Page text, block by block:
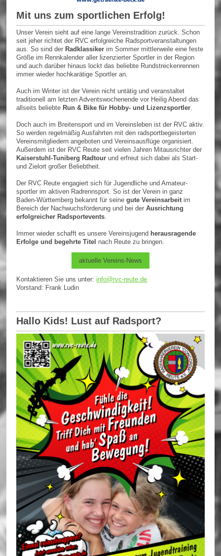
Mit uns zum sportlichen Erfolg!
Unser Verein sieht auf eine lange Vereinstradition zurück. Schon
seit jeher richtet der RVC erfolgreiche Radsportveranstaltungen
aus. So sind der Radklassiker im Sommer mittlerweile eine feste
Größe im Rennkalender aller lizenzierter Sportler in der Region
und auch darüber hinaus lockt das beliebte Rundstreckenrennen
immer wieder hochkarätige Sportler an.
Auch im Winter ist der Verein nicht untätig und veranstaltet
traditionell am letzten Adventswochenende vor Heilig Abend das
allseits beliebte Run & Bike für Hobby- und Lizenzsportler.
Doch auch im Breitensport und im Vereinsleben ist der RVC aktiv.
So werden regelmäßig Ausfahrten mit den radsportbegeisterten
Vereinsmitgliedern angeboten und Vereinsausflüge organisiert.
Außerdem ist der RVC Reute seit vielen Jahren Mitausrichter der
Kaiserstuhl-Tuniberg Radtour und erfreut sich dabei als Start-
und Zielort großer Beliebtheit.
Der RVC Reute engagiert sich für Jugendliche und Amateur-
sportler im aktiven Radrennsport. So ist der Verein in ganz
Baden-Württemberg bekannt für seinegute Vereinsarbeitim
Bereich der Nachwuchsförderung und bei derAusrichtung
erfolgreicher Radsportevents.
Immer wieder schafft es unsere Vereinsjugend herausragende
Erfolge und begehrte Titel nach Reute zu bringen.
aktuelle Vereins-News
Kontaktieren Sie uns unter:info@rvc-reute.de
Vorstand: Frank Ludin
Hallo Kids! Lust auf Radsport?